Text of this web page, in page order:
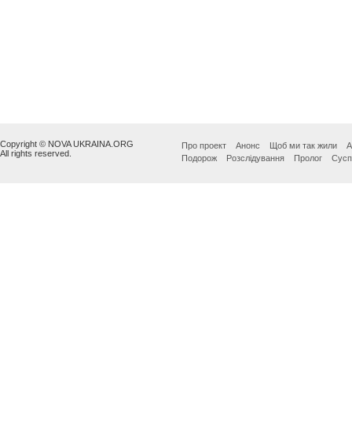
Copyright © NOVA UKRAINA.ORG
All rights reserved.
Про проект Анонс Щоб ми так жили
Подорож
Розслідування Пролог